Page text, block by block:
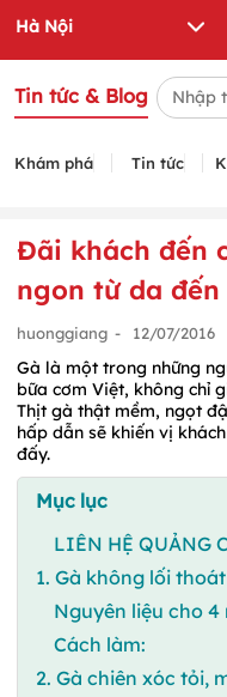
Tin tức & Blog
Khám phá Tin tức
Đãi khách đến
ngon từ da
huonggiang - 12/07/2016
Gà là một trong những
bữa cơm Việt, không chỉ
Thịt gà thật mềm, ngọt
hấp dẫn sẽ khiến vị
đấy.
Mục lục
LIÊN HỆ QUẢNG
1. Gà không lối thoát
Nguyên liệu cho 4
Cách làm:
2. Gà chiên xóc tỏi,